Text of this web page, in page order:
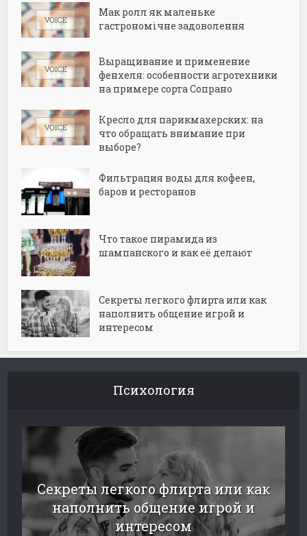
Мак ролл як маленьке
гастрономічне задоволення
Выращивание и применение
фенхеля: особенности агротехники
на примере сорта Сопрано
Кресло для парикмахерских: на
что обращать внимание при
выборе?
Фильтрация воды для кофеен,
баров и ресторанов
Что такое пирамида из
шампанского и как её делают
Секреты легкого флирта или как
наполнить общение игрой и
интересом
Психология
Секреты легкого флирта или как
наполнить общение игрой и
интересом